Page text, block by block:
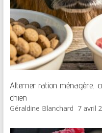
Alterner ration ménagère,
chien
Géraldine Blanchard 7 avril